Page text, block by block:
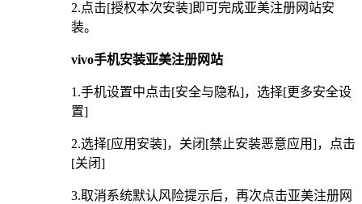
2.点击[授权本次安装]即可完成亚美注册网站安
装。
vivo手机安装亚美注册网站
1.手机设置中点击[安全与隐私]，选择[更多安全设
置]
2.选择[应用安装]，关闭[禁止安装恶意应用]，点击
[关闭]
3.取消系统默认风险提示后，再次点击亚美注册网